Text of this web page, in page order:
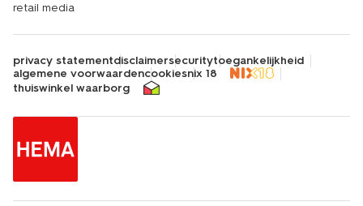
retail media
privacy statementdisclaimersecuritytoegankelijkheid
algemene voorwaardencookiesnix 18
thuiswinkel waarborg